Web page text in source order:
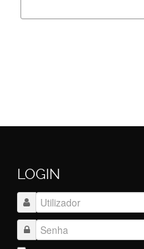
Primeiro autentique-se...
LOGIN